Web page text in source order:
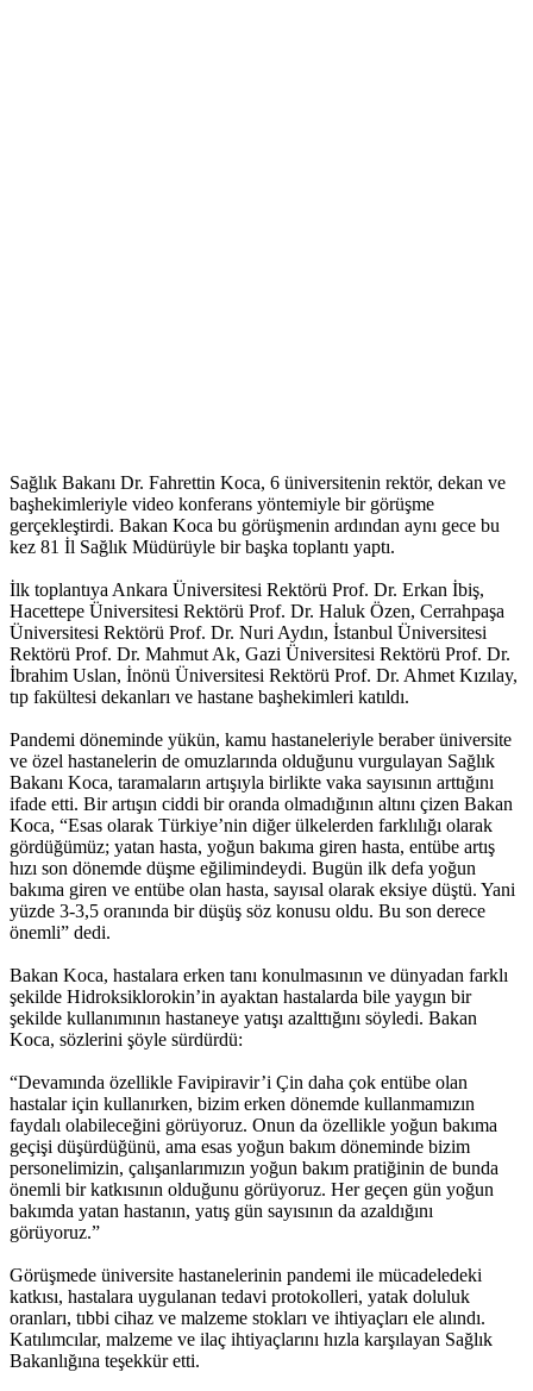
Sağlık Bakanı Dr. Fahrettin Koca, 6 üniversitenin rektör, dekan ve
başhekimleriyle video konferans yöntemiyle bir görüşme
gerçekleştirdi. Bakan Koca bu görüşmenin ardından aynı gece bu
kez 81 İl Sağlık Müdürüyle bir başka toplantı yaptı.
İlk toplantıya Ankara Üniversitesi Rektörü Prof. Dr. Erkan İbiş,
Hacettepe Üniversitesi Rektörü Prof. Dr. Haluk Özen, Cerrahpaşa
Üniversitesi Rektörü Prof. Dr. Nuri Aydın, İstanbul Üniversitesi
Rektörü Prof. Dr. Mahmut Ak, Gazi Üniversitesi Rektörü Prof. Dr.
İbrahim Uslan, İnönü Üniversitesi Rektörü Prof. Dr. Ahmet Kızılay,
tıp fakültesi dekanları ve hastane başhekimleri katıldı.
Pandemi döneminde yükün, kamu hastaneleriyle beraber üniversite
ve özel hastanelerin de omuzlarında olduğunu vurgulayan Sağlık
Bakanı Koca, taramaların artışıyla birlikte vaka sayısının arttığını
ifade etti. Bir artışın ciddi bir oranda olmadığının altını çizen Bakan
Koca, “Esas olarak Türkiye’nin diğer ülkelerden farklılığı olarak
gördüğümüz; yatan hasta, yoğun bakıma giren hasta, entübe artış
hızı son dönemde düşme eğilimindeydi. Bugün ilk defa yoğun
bakıma giren ve entübe olan hasta, sayısal olarak eksiye düştü. Yani
yüzde 3-3,5 oranında bir düşüş söz konusu oldu. Bu son derece
önemli” dedi.
Bakan Koca, hastalara erken tanı konulmasının ve dünyadan farklı
şekilde Hidroksiklorokin’in ayaktan hastalarda bile yaygın bir
şekilde kullanımının hastaneye yatışı azalttığını söyledi. Bakan
Koca, sözlerini şöyle sürdürdü:
“Devamında özellikle Favipiravir’i Çin daha çok entübe olan
hastalar için kullanırken, bizim erken dönemde kullanmamızın
faydalı olabileceğini görüyoruz. Onun da özellikle yoğun bakıma
geçişi düşürdüğünü, ama esas yoğun bakım döneminde bizim
personelimizin, çalışanlarımızın yoğun bakım pratiğinin de bunda
önemli bir katkısının olduğunu görüyoruz. Her geçen gün yoğun
bakımda yatan hastanın, yatış gün sayısının da azaldığını
görüyoruz.”
Görüşmede üniversite hastanelerinin pandemi ile mücadeledeki
katkısı, hastalara uygulanan tedavi protokolleri, yatak doluluk
oranları, tıbbi cihaz ve malzeme stokları ve ihtiyaçları ele alındı.
Katılımcılar, malzeme ve ilaç ihtiyaçlarını hızla karşılayan Sağlık
Bakanlığına teşekkür etti.